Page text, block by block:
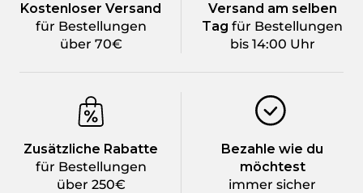
Kostenloser Versand
für Bestellungen
über 70€
Versand am selben
Tag für Bestellungen
bis 14:00 Uhr
Zusätzliche Rabatte
für Bestellungen
über 250€
Bezahle wie du
möchtest
immer sicher